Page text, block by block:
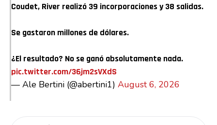
Coudet, River realizó 39 incorporaciones y 38 salidas.
Se gastaron millones de dólares.
¿El resultado? No se ganó absolutamente nada.
pic.twitter.com/36jm2sVXdS
— Ale Bertini (@abertini1) August 6, 2026